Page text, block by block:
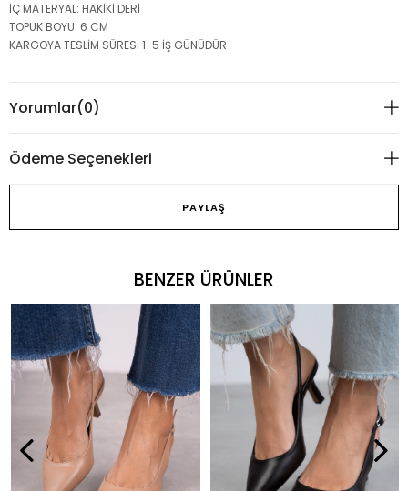
İÇ MATERYAL: HAKİKİ DERİ
TOPUK BOYU: 6 CM
KARGOYA TESLİM SÜRESİ 1-5 İŞ GÜNÜDÜR
Yorumlar(0)
Ödeme Seçenekleri
PAYLAŞ
BENZER ÜRÜNLER